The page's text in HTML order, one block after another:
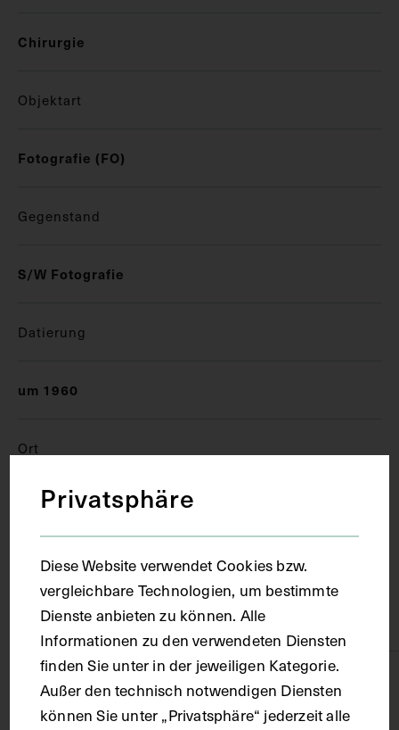
Chirurgie
Objektart
Fotografie (FO)
Gegenstand
S/W Fotografie
Datierung
um 1960
Ort
Wien
Material
Papier
Privatsphäre
Diese Website verwendet Cookies bzw.
vergleichbare Technologien, um bestimmte
Dienste anbieten zu können. Alle
Informationen zu den verwendeten Diensten
finden Sie unter in der jeweiligen Kategorie.
Außer den technisch notwendigen Diensten
können Sie unter „Privatsphäre“ jederzeit alle